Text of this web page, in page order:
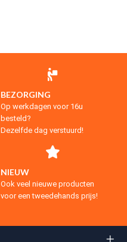
BEZORGING
Op werkdagen voor 16u
besteld?
Dezelfde dag verstuurd!
NIEUW
Ook veel nieuwe producten
voor een tweedehands prijs!